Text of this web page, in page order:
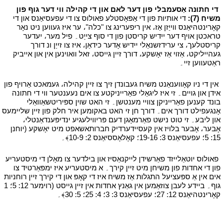
די חתונה אַסעמבלי פון דער לאם און די קהילה ווי דער גוף פון
משיח (7):
די אותיות פון די אַפּאָסטלע פאולוס צו די עפעסיאַנס און די
קאָרינטהיאַנס ווייַזן אַז، אין ריפערינג צו "כלה"، ער איז געווען ניט נאָר
טראכטן אויף דער ייִדיש קריסטן פון די סוף צייַט۔ פיל מער، יעדער
קריסטלעך، צי ערידזשנאַלי ייִדיש אָדער כידאַן، איז צו זייַן ונ דורך
געהייליקט، אַזוי אַז יאָשקע، דורך זיין גייסט، זאל וואוינען אין און אייביק
ראַטעווען זיי۔
אין די ניו קאָווענאַנט משיח געבונדן זיך צו זיין קהילה، געמאכט אַרויף פון
אידן און גויים۔ זי איז ליגאַלי פאַרייניקטע צו אים נעענטער ווי די חתונה
בונד קענען פאַרייניקן צוויי מענטשן۔ זי האט שוין ספּיריטשאַוואַלי
אָנגעפילט דורך אים۔ דורך חן זי האט באקומען איר חלק פון זיין שליימעס
און ליבע۔ זי טוט נישט פאַרמאָגן דעם פּריווילעגיע ינדיפּענדאַנטלי،
אָבער، אָבער בלויז אין קעסיידערדיק חברותאשאפט מיט יאָשקע (יוחנן
15: 5؛ עפעסיאַנס 3: 19-16؛ קאָלאָססיאַנס 2: 10-9﴾۔
פאולוס יוטאַלייזד פאַרשידן לייקנאַסיז און בילדער צו מאָלן די מיסטעריע
פון די אחדות פון משיחן מיט זיין קירך۔ א מיסטעריע איז ימפּאַרטיד צו
אים אין אַ ספּעציעל התגלות אַז משיח איז די קאָפּ און די קירך זיין רוחניות
גוף۔ ביידע לעבן צוזאַמען אין גאַנץ אחדות אין זיין גייסט (רוימער 12: 5؛ 1
קאָרינטהיאַנס 12: 27؛ עפעסיאַנס 3: 3؛ 4: 25؛ 5: 30﴾۔